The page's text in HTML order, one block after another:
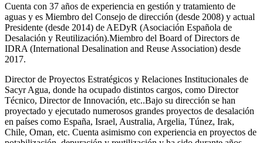
Cuenta con 37 años de experiencia en gestión y tratamiento de
aguas y es Miembro del Consejo de dirección (desde 2008) y actual
Presidente (desde 2014) de AEDyR (Asociación Española de
Desalación y Reutilización).Miembro del Board of Directors de
IDRA (International Desalination and Reuse Association) desde
2017.
Director de Proyectos Estratégicos y Relaciones Institucionales de
Sacyr Agua, donde ha ocupado distintos cargos, como Director
Técnico, Director de Innovación, etc..Bajo su dirección se han
proyectado y ejecutado numerosos grandes proyectos de desalación
en países como España, Israel, Australia, Argelia, Túnez, Irak,
Chile, Oman, etc. Cuenta asimismo con experiencia en proyectos de